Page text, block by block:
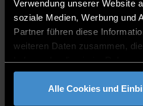
Verwendung unserer Website
soziale Medien, Werbung und
Partner führen diese
weiteren Daten zusammen,
gesammelt haben.
Alle Cookies und
Grafenau
08552/975620-37